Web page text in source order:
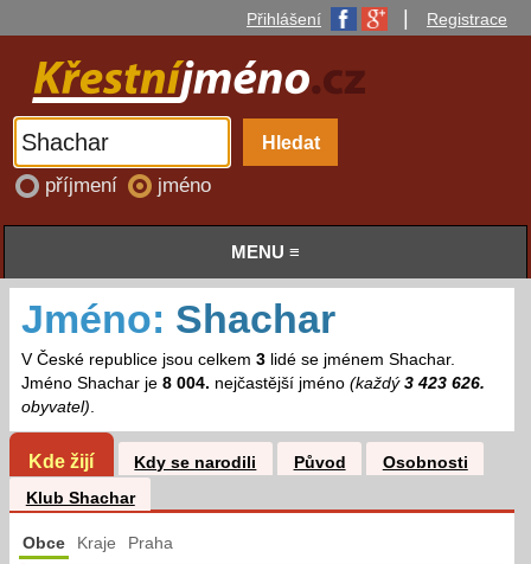
Přihlášení Registrace
příjmení jméno
MENU ≡
Jméno: Shachar
V České republice jsou celkem 3lidé se jménem Shachar.
Jméno Shachar je 8 004. nejčastější jméno (každý 3 423 626.
obyvatel).
Kde žijí Kdy se narodili Původ
Osobnosti
Klub Shachar
Obce Kraje Praha